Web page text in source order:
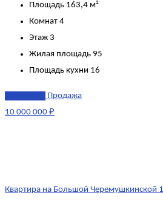
Площадь 163,4 м²
Комнат 4
Этаж 3
Жилая площадь 95
Площадь кухни 16
Продажа
10 000 000 ₽
Квартира на Большой Черемушкинской